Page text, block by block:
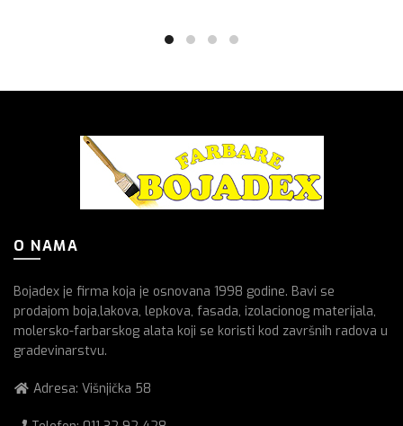
O NAMA
Bojadex je firma koja je osnovana 1998 godine. Bavi se
prodajom boja,lakova, lepkova, fasada, izolacionog materijala,
molersko-farbarskog alata koji se koristi kod završnih radova u
gradevinarstvu.
Adresa: Višnjička 58